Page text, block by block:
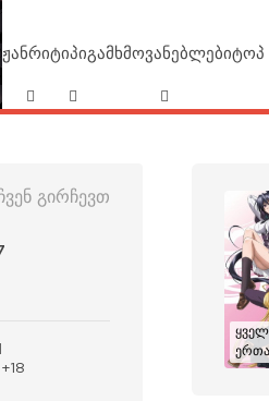
ჟანრიტიპიგამხმოვანებლებიტოპ
1
ᲩᲕᲔᲜ ᲒᲘᲠᲩᲔᲕᲗ